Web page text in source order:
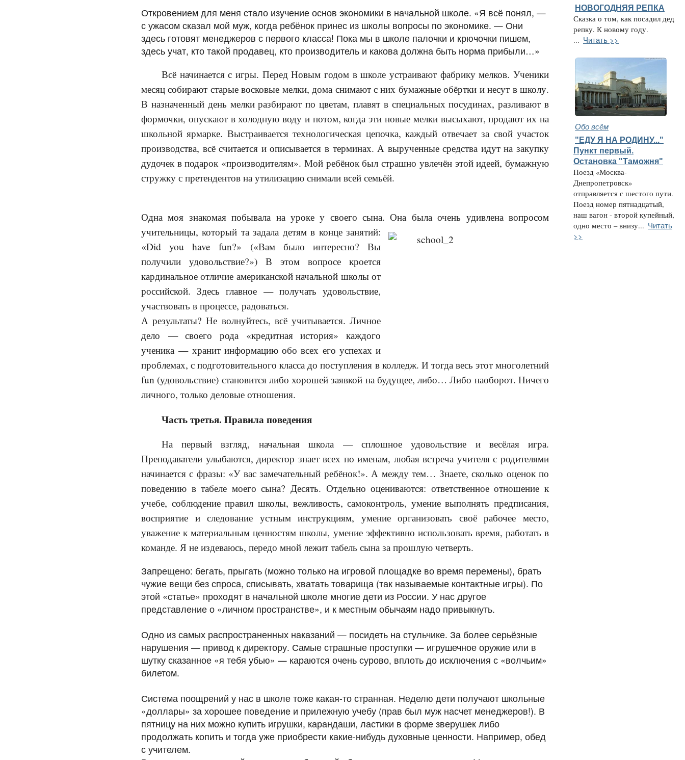
Откровением для меня стало изучение основ экономики в начальной школе. «Я всё понял, —
с ужасом сказал мой муж, когда ребёнок принес из школы вопросы по экономике. — Они
здесь готовят менеджеров с первого класса! Пока мы в школе палочки и крючочки пишем,
здесь учат, кто такой продавец, кто производитель и какова должна быть норма прибыли…»
Всё начинается с игры. Перед Новым годом в школе устраивают фабрику мелков. Ученики
месяц собирают старые восковые мелки, дома снимают с них бумажные обёртки и несут в школу.
В назначенный день мелки разбирают по цветам, плавят в специальных посудинах, разливают в
формочки, опускают в холодную воду и потом, когда эти новые мелки высыхают, продают их на
школьной ярмарке. Выстраивается технологическая цепочка, каждый отвечает за свой участок
производства, всё считается и описывается в терминах. А вырученные средства идут на закупку
дудочек в подарок «производителям». Мой ребёнок был страшно увлечён этой идеей, бумажную
стружку с претендентов на утилизацию снимали всей семьёй.
Одна моя знакомая побывала на уроке у своего сына. Она была очень удивлена вопросом
учительницы, который та задала детям в конце занятий:
«Did you have fun?» («Вам было интересно? Вы
получили удовольствие?») В этом вопросе кроется
кардинальное отличие американской начальной школы от
российской. Здесь главное — получать удовольствие,
участвовать в процессе, радоваться.
А результаты? Не волнуйтесь, всё учитывается. Личное
дело — своего рода «кредитная история» каждого
ученика — хранит информацию обо всех его успехах и
проблемах, с подготовительного класса до поступления в колледж. И тогда весь этот многолетний
fun (удовольствие) становится либо хорошей заявкой на будущее, либо… Либо наоборот. Ничего
личного, только деловые отношения.
Часть третья. Правила поведения
На первый взгляд, начальная школа — сплошное удовольствие и весёлая игра.
Преподаватели улыбаются, директор знает всех по именам, любая встреча учителя с родителями
начинается с фразы: «У вас замечательный ребёнок!». А между тем… Знаете, сколько оценок по
поведению в табеле моего сына? Десять. Отдельно оцениваются: ответственное отношение к
учебе, соблюдение правил школы, вежливость, самоконтроль, умение выполнять предписания,
восприятие и следование устным инструкциям, умение организовать своё рабочее место,
уважение к материальным ценностям школы, умение эффективно использовать время, работать в
команде. Я не издеваюсь, передо мной лежит табель сына за прошлую четверть.
Запрещено: бегать, прыгать (можно только на игровой площадке во время перемены), брать
чужие вещи без спроса, списывать, хватать товарища (так называемые контактные игры). По
этой «статье» проходят в начальной школе многие дети из России. У нас другое
представление о «личном пространстве», и к местным обычаям надо привыкнуть.
Одно из самых распространенных наказаний — посидеть на стульчике. За более серьёзные
нарушения — привод к директору. Самые страшные проступки — игрушечное оружие или в
шутку сказанное «я тебя убью» — караются очень сурово, вплоть до исключения с «волчьим»
билетом.
Система поощрений у нас в школе тоже какая-то странная. Неделю дети получают школьные
«доллары» за хорошее поведение и прилежную учебу (прав был муж насчет менеджеров!). В
пятницу на них можно купить игрушки, карандаши, ластики в форме зверушек либо
продолжать копить и тогда уже приобрести какие-нибудь духовные ценности. Например, обед
с учителем.
НОВОГОДНЯЯ РЕПКА
Сказка о том, как посадил дед
репку. К новому году.
... Читать >>
Обо всём
"ЕДУ Я НА РОДИНУ..."
Пункт первый.
Остановка "Таможня"
Поезд «Москва-
Днепропетровск»
отправляется с шестого пути.
Поезд номер пятнадцатый,
наш вагон - второй купейный,
одно место – внизу... Читать
>>